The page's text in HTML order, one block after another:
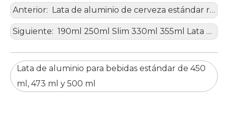
Anterior: Lata de aluminio de cerveza estándar rechoncha de 250 ml, 330 ml y 355 ml
Siguiente: 190ml 250ml Slim 330ml 355ml Lata de aluminio elegante
Lata de aluminio para bebidas estándar de 450
ml, 473 ml y 500 ml